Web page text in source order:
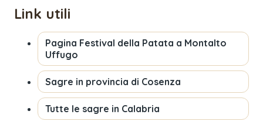
Link utili
Pagina Festival della Patata a Montalto
Uffugo
Sagre in provincia di Cosenza
Tutte le sagre in Calabria